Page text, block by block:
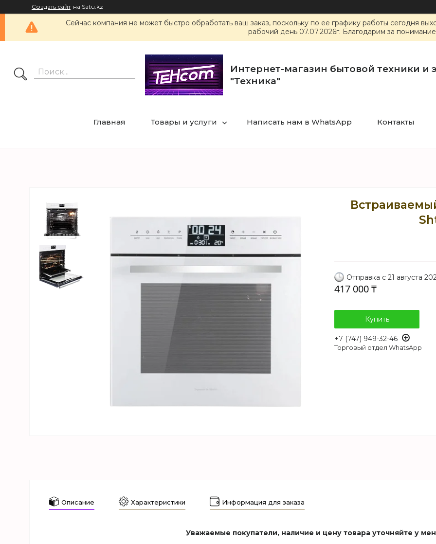
Создать сайт на Satu.kz
Сейчас компания не может быстро обработать ваш заказ, поскольку по ее графику работы сегодня
рабочий день 07.07.2026г. Благодарим за
Интернет-магазин бытовой техники и
"Техника"
Главная Товары и услуги Написать нам в WhatsApp Контакты
Отправка с 21 августа
417 000 ₸
Купить
+7 (747) 949-32-46
Торговый отдел WhatsApp
Описание Характеристики Информация для заказа
Уважаемые покупатели, наличие и цену товара уточняйте у